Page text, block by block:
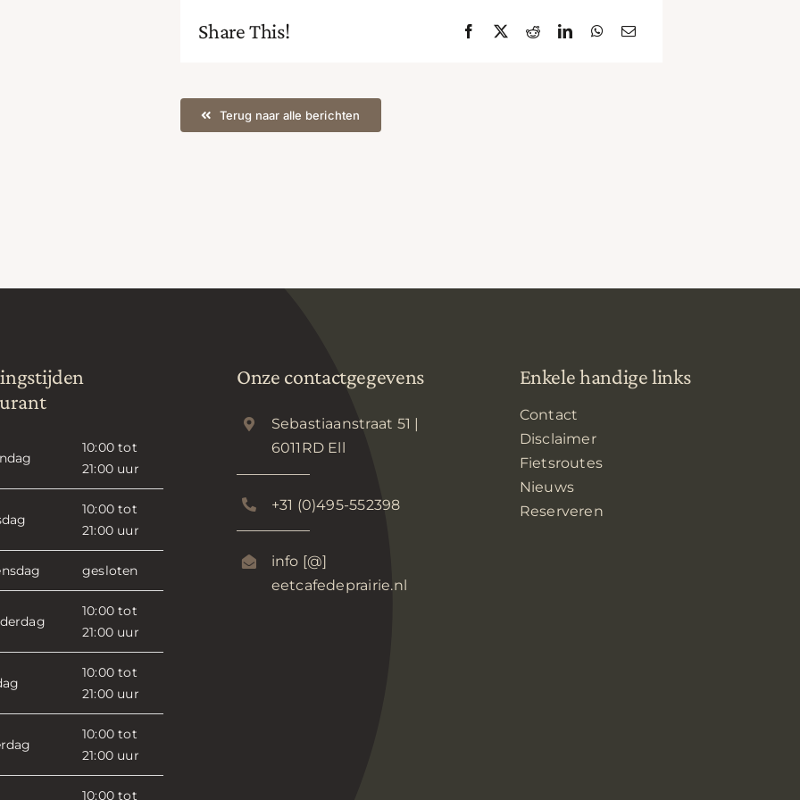
Share This!
Terug naar alle berichten
10:00 tot
21:00 uur
10:00 tot
21:00 uur
gesloten
10:00 tot
21:00 uur
10:00 tot
21:00 uur
10:00 tot
21:00 uur
10:00 tot
Onze contactgegevens
Sebastiaanstraat 51 |
6011RD Ell
+31 (0)495-552398
info [@]
eetcafedeprairie.nl
Enkele handige links
Contact
Disclaimer
Fietsroutes
Nieuws
Reserveren